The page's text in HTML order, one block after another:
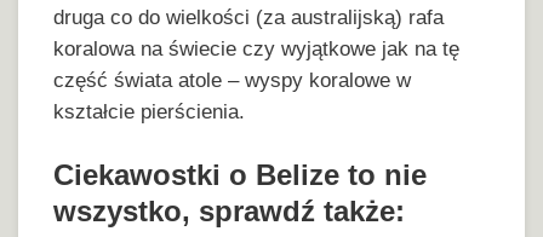
druga co do wielkości (za australijską) rafa
koralowa na świecie czy wyjątkowe jak na tę
część świata atole – wyspy koralowe w
kształcie pierścienia.
Ciekawostki o Belize to nie
wszystko, sprawdź także: